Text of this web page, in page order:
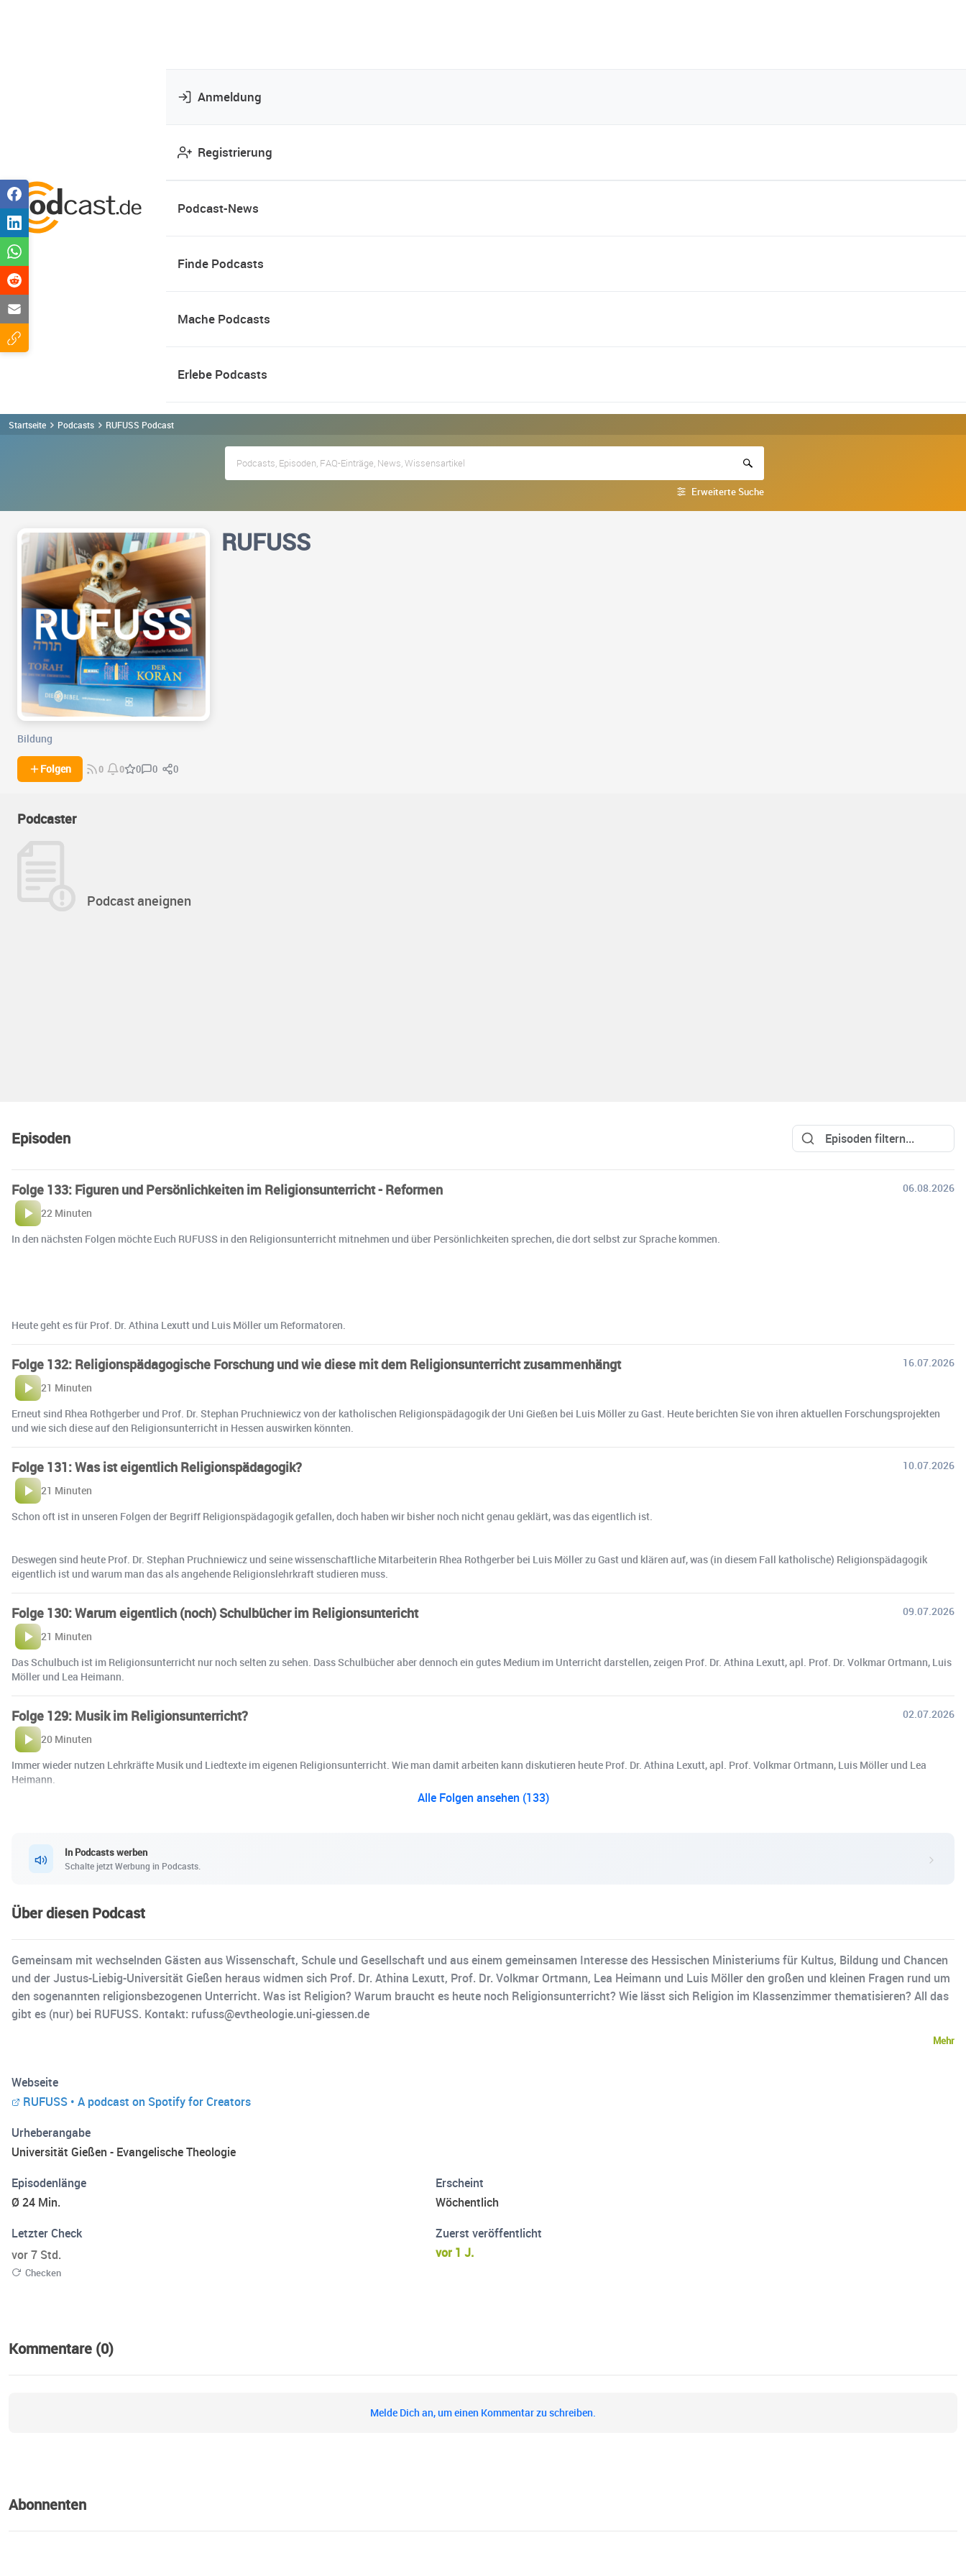
Anmeldung
Registrierung
Podcast-News
Finde Podcasts
Mache Podcasts
Erlebe Podcasts
Startseite Podcasts RUFUSS Podcast
Erweiterte Suche
RUFUSS
Bildung
Folgen 0 0 0 0 0
Podcaster
Podcast aneignen
Episoden
Folge 133: Figuren und Persönlichkeiten im Religionsunterricht - Reformen
06.08.2026
22 Minuten
In den nächsten Folgen möchte Euch RUFUSS in den Religionsunterricht mitnehmen und über Persönlichkeiten sprechen, die dort selbst zur Sprache kommen.
Heute geht es für Prof. Dr. Athina Lexutt und Luis Möller um Reformatoren.
Folge 132: Religionspädagogische Forschung und wie diese mit dem Religionsunterricht zusammenhängt
16.07.2026
21 Minuten
Erneut sind Rhea Rothgerber und Prof. Dr. Stephan Pruchniewicz von der katholischen Religionspädagogik der Uni Gießen bei Luis Möller zu Gast. Heute berichten Sie von ihren aktuellen Forschungsprojekten
und wie sich diese auf den Religionsunterricht in Hessen auswirken könnten.
Folge 131: Was ist eigentlich Religionspädagogik?
10.07.2026
21 Minuten
Schon oft ist in unseren Folgen der Begriff Religionspädagogik gefallen, doch haben wir bisher noch nicht genau geklärt, was das eigentlich ist.
Deswegen sind heute Prof. Dr. Stephan Pruchniewicz und seine wissenschaftliche Mitarbeiterin Rhea Rothgerber bei Luis Möller zu Gast und klären auf, was (in diesem Fall katholische) Religionspädagogik
eigentlich ist und warum man das als angehende Religionslehrkraft studieren muss.
Folge 130: Warum eigentlich (noch) Schulbücher im Religionsuntericht
09.07.2026
21 Minuten
Das Schulbuch ist im Religionsunterricht nur noch selten zu sehen. Dass Schulbücher aber dennoch ein gutes Medium im Unterricht darstellen, zeigen Prof. Dr. Athina Lexutt, apl. Prof. Dr. Volkmar Ortmann, Luis
Möller und Lea Heimann.
Folge 129: Musik im Religionsunterricht?
02.07.2026
20 Minuten
Immer wieder nutzen Lehrkräfte Musik und Liedtexte im eigenen Religionsunterricht. Wie man damit arbeiten kann diskutieren heute Prof. Dr. Athina Lexutt, apl. Prof. Volkmar Ortmann, Luis Möller und Lea
Heimann.
Alle Folgen ansehen (133)
In Podcasts werben
Schalte jetzt Werbung in Podcasts.
Über diesen Podcast
Gemeinsam mit wechselnden Gästen aus Wissenschaft, Schule und Gesellschaft und aus einem gemeinsamen Interesse des Hessischen Ministeriums für Kultus, Bildung und Chancen
und der Justus-Liebig-Universität Gießen heraus widmen sich Prof. Dr. Athina Lexutt, Prof. Dr. Volkmar Ortmann, Lea Heimann und Luis Möller den großen und kleinen Fragen rund um
den sogenannten religionsbezogenen Unterricht. Was ist Religion? Warum braucht es heute noch Religionsunterricht? Wie lässt sich Religion im Klassenzimmer thematisieren? All das
gibt es (nur) bei RUFUSS. Kontakt: rufuss@evtheologie.uni-giessen.de
Mehr
Webseite
RUFUSS • A podcast on Spotify for Creators
Urheberangabe
Universität Gießen - Evangelische Theologie
Episodenlänge
Ø 24 Min.
Erscheint
Wöchentlich
Letzter Check
vor 7 Std.
Checken
Zuerst veröffentlicht
vor 1 J.
Kommentare (0)
Melde Dich an, um einen Kommentar zu schreiben.
Abonnenten